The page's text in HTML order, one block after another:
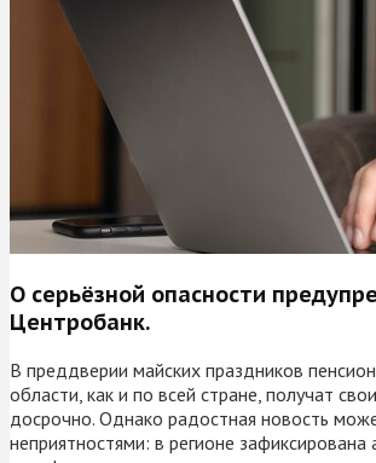
О серьёзной опасности
Центробанк.
В преддверии майских праздников
области, как и по всей стране, получат
досрочно. Однако радостная новость
неприятностями: в регионе зафиксирована